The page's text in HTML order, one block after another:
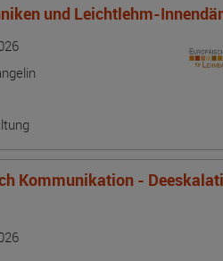
und Leichtlehm-
Kommunikation -